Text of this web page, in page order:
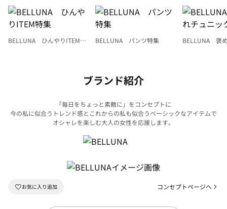
BELLUNA ひんやりITEM特
BELLUNA パンツ特集
BELLUNA 褒
ブランド紹介
「毎日をちょっと素敵に」をコンセプトに
今の私に似合うトレンド感とこれからの私も似合うベーシックなアイテムで
オシャレを楽しむ大人の女性を応援します。
コンセプトページへ